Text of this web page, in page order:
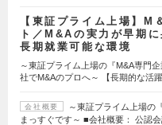
【東証プライム上場】M
ト／M&Aの実力が早期
長期就業可能な環境
～東証プライム上場の『M&A専門
社でM&Aのプロへ～ 【長期的な活
会社概要
～東証プライム上場の
まっすぐです～ ■会社概要： 公認